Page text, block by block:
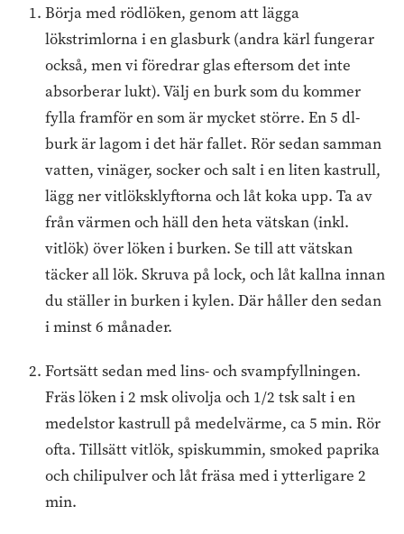
Börja med rödlöken, genom att lägga
lökstrimlorna i en glasburk (andra kärl fungerar
också, men vi föredrar glas eftersom det inte
absorberar lukt). Välj en burk som du kommer
fylla framför en som är mycket större. En 5 dl-
burk är lagom i det här fallet. Rör sedan samman
vatten, vinäger, socker och salt i en liten kastrull,
lägg ner vitlöksklyftorna och låt koka upp. Ta av
från värmen och häll den heta vätskan (inkl.
vitlök) över löken i burken. Se till att vätskan
täcker all lök. Skruva på lock, och låt kallna innan
du ställer in burken i kylen. Där håller den sedan
i minst 6 månader.
Fortsätt sedan med lins- och svampfyllningen.
Fräs löken i 2 msk olivolja och 1/2 tsk salt i en
medelstor kastrull på medelvärme, ca 5 min. Rör
ofta. Tillsätt vitlök, spiskummin, smoked paprika
och chilipulver och låt fräsa med i ytterligare 2
min.